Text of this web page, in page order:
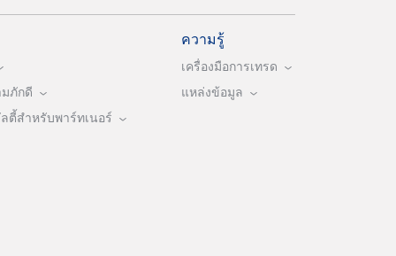
ภักดี
ตี้สำหรับพาร์ทเนอร์
ความรู้
เครื่องมือการเทรด
แหล่งข้อมูล